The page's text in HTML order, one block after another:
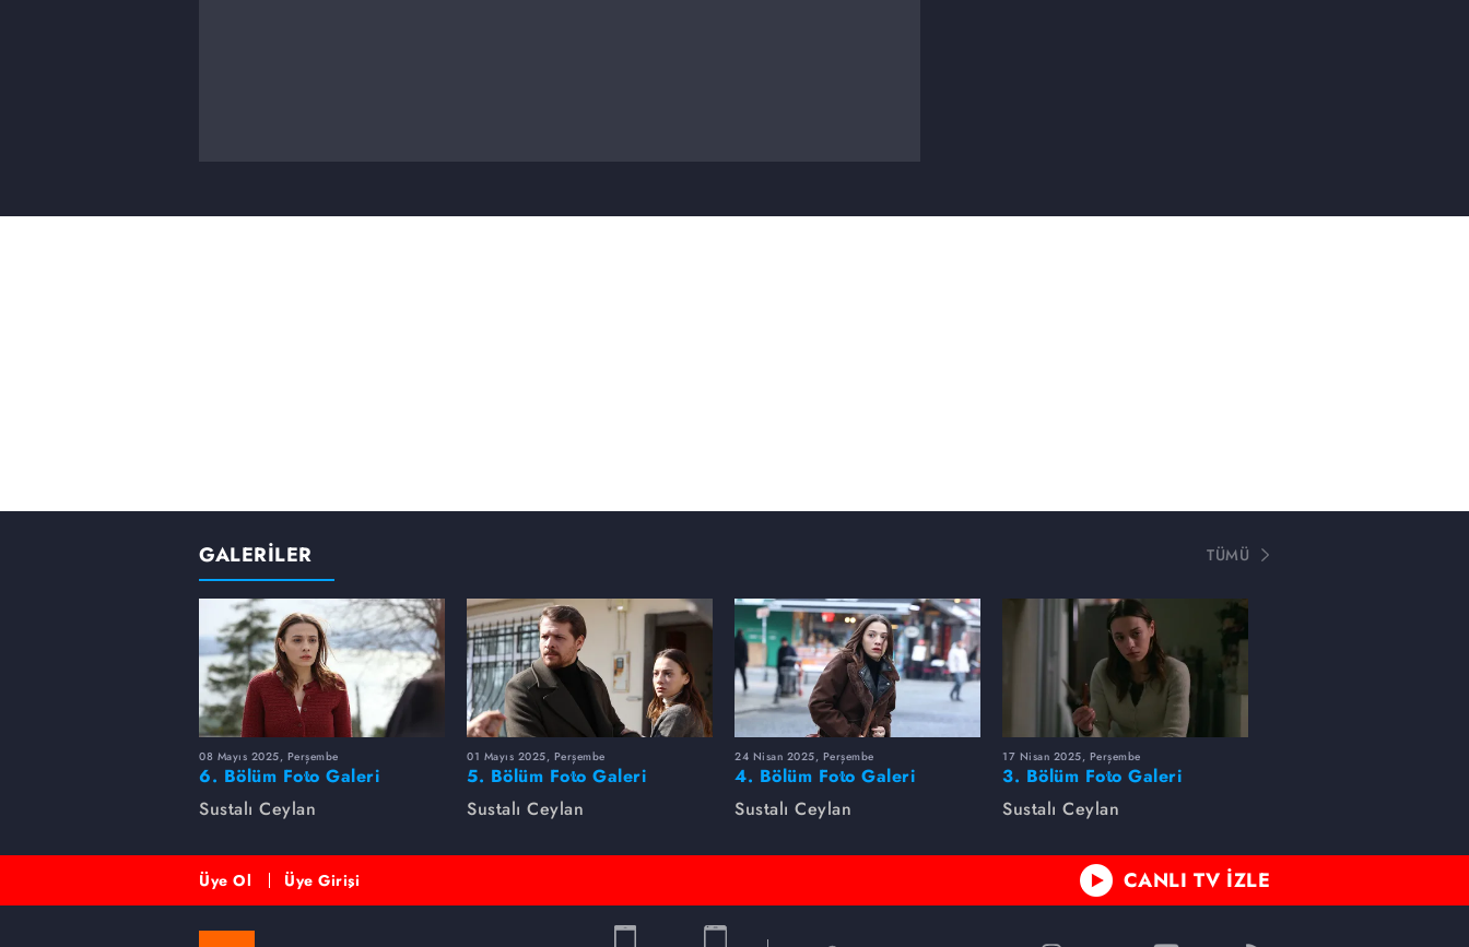
GALERİLER TÜMÜ
08 Mayıs 2025, Perşembe
6. Bölüm Foto Galeri
Sustalı Ceylan
01 Mayıs 2025, Perşembe
5. Bölüm Foto Galeri
Sustalı Ceylan
24 Nisan 2025, Perşembe
4. Bölüm Foto Galeri
Sustalı Ceylan
17 Nisan 2025, Perşembe
3. Bölüm Foto Galeri
Sustalı Ceylan
Üye Ol Üye Girişi CANLI TV İZLE